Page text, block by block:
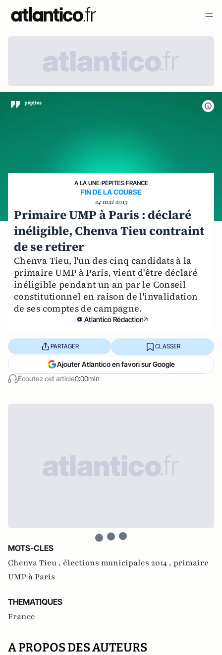
A LA UNE›PÉPITES›FRANCE
FIN DE LA COURSE
24 mai 2013
Primaire UMP à Paris : déclaré
inéligible, Chenva Tieu contraint
de se retirer
Chenva Tieu, l'un des cinq candidats à la
primaire UMP à Paris, vient d'être déclaré
inéligible pendant un an par le Conseil
constitutionnel en raison de l'invalidation
de ses comptes de campagne.
Atlantico Rédaction
Écoutez cet article0:00min
PARTAGER CLASSER
Ajouter Atlantico en favori sur Google
MOTS-CLES
Chenva Tieu , élections municipales 2014 , primaire
UMP à Paris
THEMATIQUES
France
A PROPOS DES AUTEURS